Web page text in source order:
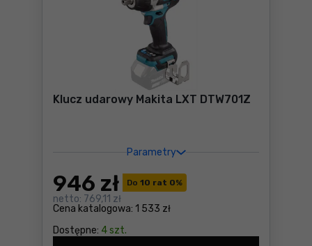
Klucz udarowy Makita LXT DTW701Z
Parametry
Do 10 rat 0%
Cena katalogowa: 1 533 zł
946 zł
netto: 769,11 zł
Dostępne: 4 szt.